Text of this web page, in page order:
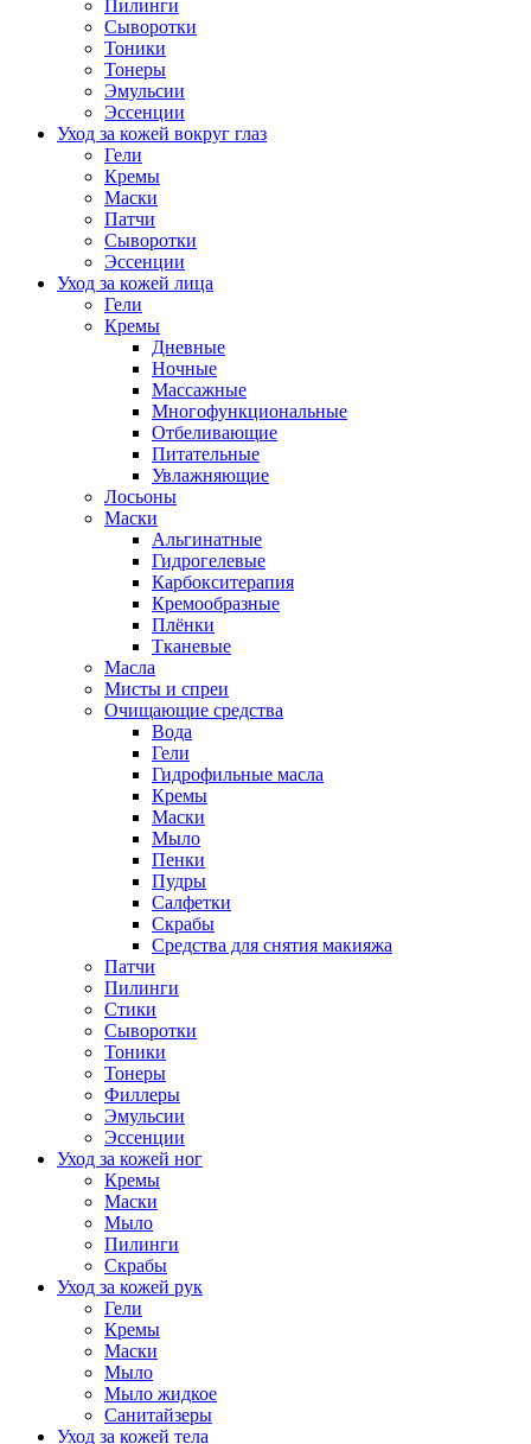
Пилинги
Сыворотки
Тоники
Тонеры
Эмульсии
Эссенции
Уход за кожей вокруг глаз
Гели
Кремы
Маски
Патчи
Сыворотки
Эссенции
Уход за кожей лица
Гели
Кремы
Дневные
Ночные
Массажные
Многофункциональные
Отбеливающие
Питательные
Увлажняющие
Лосьоны
Маски
Альгинатные
Гидрогелевые
Карбокситерапия
Кремообразные
Плёнки
Тканевые
Масла
Мисты и спреи
Очищающие средства
Вода
Гели
Гидрофильные масла
Кремы
Маски
Мыло
Пенки
Пудры
Салфетки
Скрабы
Средства для снятия макияжа
Патчи
Пилинги
Стики
Сыворотки
Тоники
Тонеры
Филлеры
Эмульсии
Эссенции
Уход за кожей ног
Кремы
Маски
Мыло
Пилинги
Скрабы
Уход за кожей рук
Гели
Кремы
Маски
Мыло
Мыло жидкое
Санитайзеры
Уход за кожей тела